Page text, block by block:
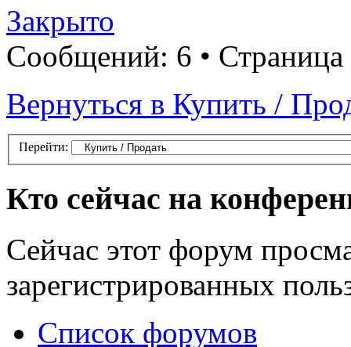
Закрыто
Сообщений: 6 • Страница
Вернуться в Купить /
Перейти:
Кто сейчас на
Сейчас этот форум
зарегистрированных
Список форумов